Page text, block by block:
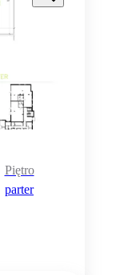
Piętro
parter